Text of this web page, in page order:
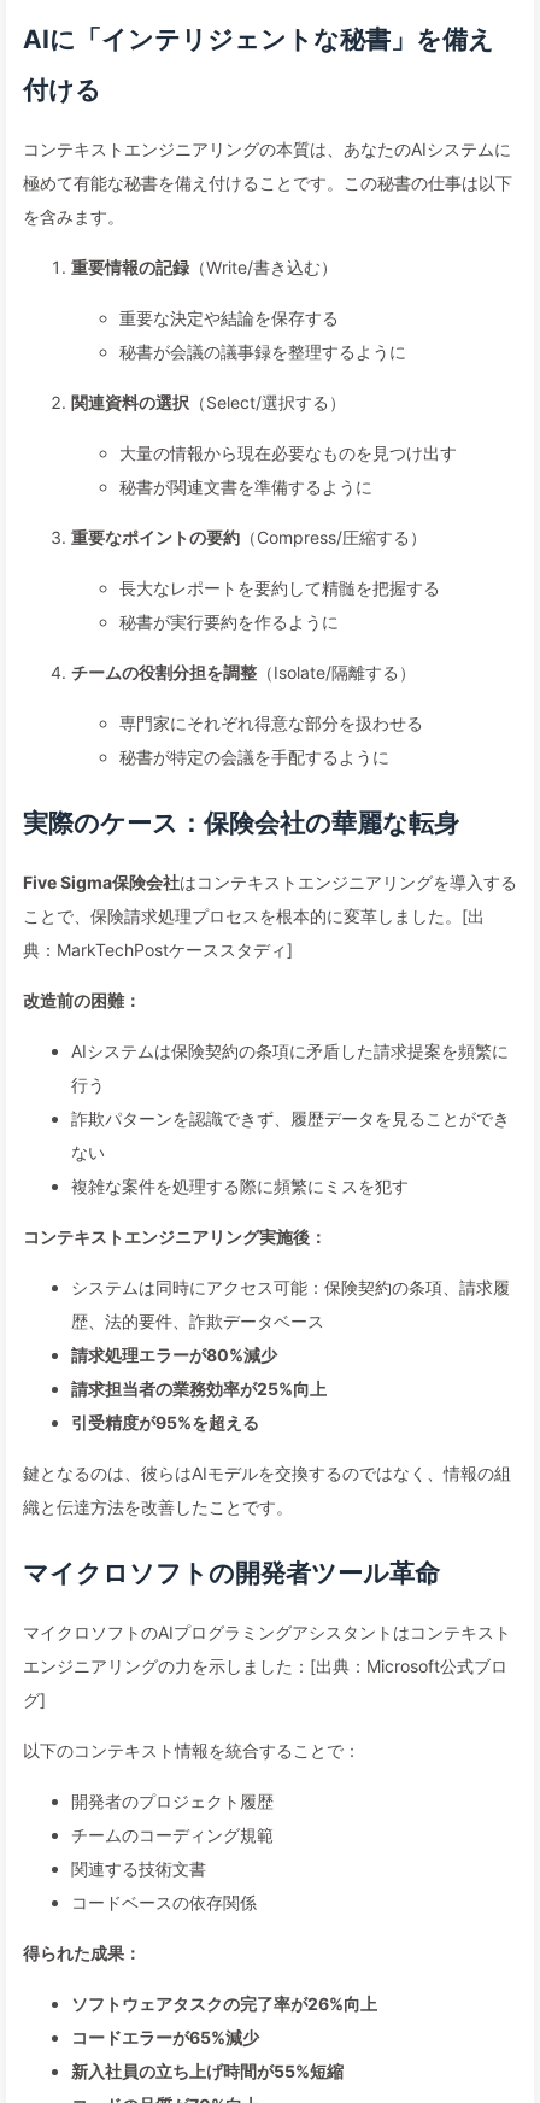
AIに「インテリジェントな秘書」を備え
付ける
コンテキストエンジニアリングの本質は、あなたのAIシステムに
極めて有能な秘書を備え付けることです。この秘書の仕事は以下
を含みます。
重要情報の記録 （Write/書き込む）
重要な決定や結論を保存する
秘書が会議の議事録を整理するように
関連資料の選択 （Select/選択する）
大量の情報から現在必要なものを見つけ出す
秘書が関連文書を準備するように
重要なポイントの要約 （Compress/圧縮する）
長大なレポートを要約して精髄を把握する
秘書が実行要約を作るように
チームの役割分担を調整 （Isolate/隔離する）
専門家にそれぞれ得意な部分を扱わせる
秘書が特定の会議を手配するように
実際のケース：保険会社の華麗な転身
Five Sigma保険会社はコンテキストエンジニアリングを導入する
ことで、保険請求処理プロセスを根本的に変革しました。[出
典：MarkTechPostケーススタディ]
改造前の困難：
AIシステムは保険契約の条項に矛盾した請求提案を頻繁に
行う
詐欺パターンを認識できず、履歴データを見ることができ
ない
複雑な案件を処理する際に頻繁にミスを犯す
コンテキストエンジニアリング実施後：
システムは同時にアクセス可能：保険契約の条項、請求履
歴、法的要件、詐欺データベース
請求処理エラーが80%減少
請求担当者の業務効率が25%向上
引受精度が95%を超える
鍵となるのは、彼らはAIモデルを交換するのではなく、情報の組
織と伝達方法を改善したことです。
マイクロソフトの開発者ツール革命
マイクロソフトのAIプログラミングアシスタントはコンテキスト
エンジニアリングの力を示しました：[出典：Microsoft公式ブロ
グ]
以下のコンテキスト情報を統合することで：
開発者のプロジェクト履歴
チームのコーディング規範
関連する技術文書
コードベースの依存関係
得られた成果：
ソフトウェアタスクの完了率が26%向上
コードエラーが65%減少
新入社員の立ち上げ時間が55%短縮